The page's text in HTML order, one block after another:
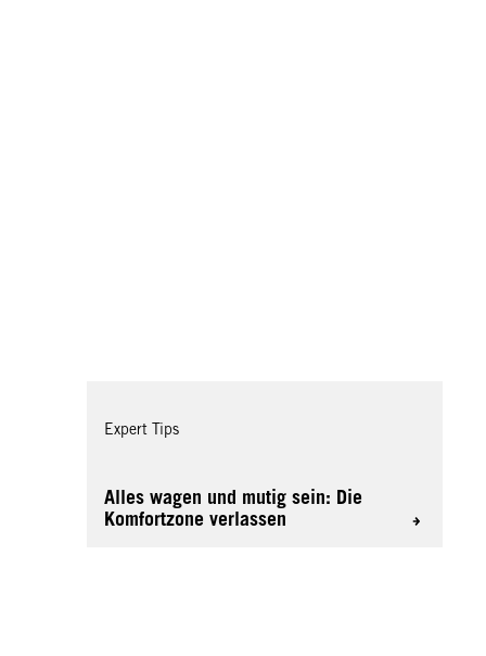
Expert Tips
Alles wagen und mutig sein: Die
Komfortzone verlassen